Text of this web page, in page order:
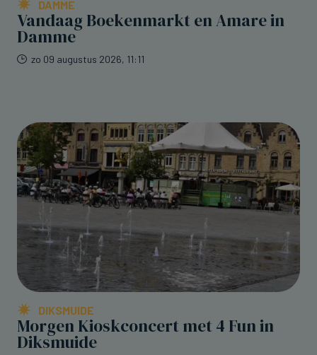
DAMME
Vandaag Boekenmarkt en Amare in
Damme
zo 09 augustus 2026, 11:11
DIKSMUIDE
Morgen Kioskconcert met 4 Fun in
Diksmuide